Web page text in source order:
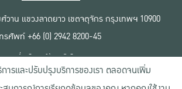
วาน แขวงลาดยาว เขตจตุจักร กรุงเทพฯ 10900
รศัพท์ +66 (0) 2942 8200-45
เงื่อนไขการใช้งานเว็บไซต์
ข้อตกลงด้านสิทธิ์ใช้งาน
นโยบายความเป็นส่วนตัว
การและปรับปรุงบริการของเรา ตลอดจนเพิ่ม